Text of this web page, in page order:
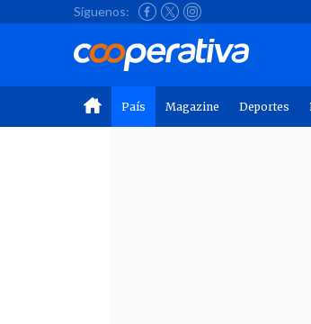
Síguenos:
País Magazine Deportes